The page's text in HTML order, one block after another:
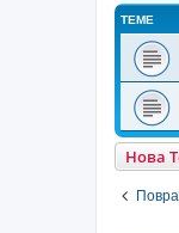
ТЕМЕ
Нова